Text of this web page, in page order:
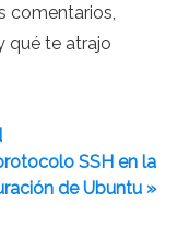
comentarios,
qué te atrajo
SSH en la
de Ubuntu »